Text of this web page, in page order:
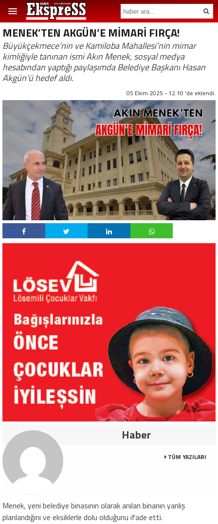
MENEK’TEN AKGÜN’E MİMARİ FIRÇA!
Büyükçekmece’nin ve Kamiloba Mahallesi’nin mimar
kimliğiyle tanınan ismi Akın Menek, sosyal medya
hesabından yaptığı paylaşımda Belediye Başkanı Hasan
Akgün’ü hedef aldı.
05 Ekim 2025 - 12:10 'de eklendi.
Haber
TÜM YAZILARI
Menek, yeni belediye binasının olarak anılan binanın yanlış
planlandığını ve eksiklerle dolu olduğunu ifade etti.